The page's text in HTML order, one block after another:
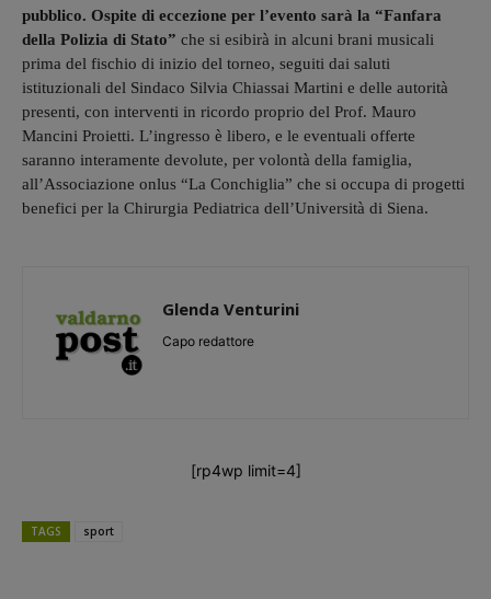
pubblico. Ospite di eccezione per l’evento sarà la “Fanfara
della Polizia di Stato” che si esibirà in alcuni brani musicali
prima del fischio di inizio del torneo, seguiti dai saluti
istituzionali del Sindaco Silvia Chiassai Martini e delle autorità
presenti, con interventi in ricordo proprio del Prof. Mauro
Mancini Proietti. L’ingresso è libero, e le eventuali offerte
saranno interamente devolute, per volontà della famiglia,
all’Associazione onlus “La Conchiglia” che si occupa di progetti
benefici per la Chirurgia Pediatrica dell’Università di Siena.
Glenda Venturini
Capo redattore
[rp4wp limit=4]
TAGS sport